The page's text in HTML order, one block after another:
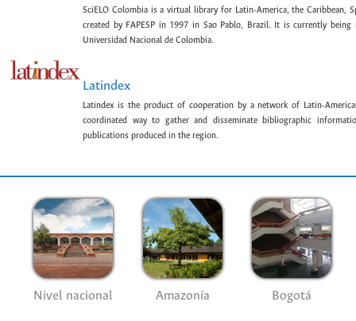
SciELO Colombia is a virtual library for Latin-America, the Caribbean,
created by FAPESP in 1997 in Sao Pablo, Brazil. It is currently being
Universidad Nacional de Colombia.
Latindex
Latindex is the product of cooperation by a network of Latin-
coordinated way to gather and disseminate bibliographic
publications produced in the region.
Nivel nacional Amazonía Bogotá